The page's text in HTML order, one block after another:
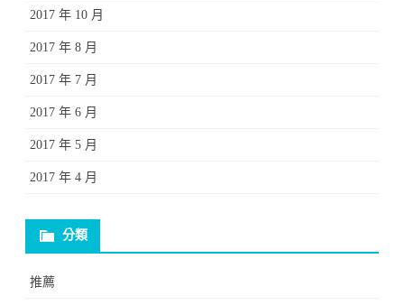
2017 年 10 月
2017 年 8 月
2017 年 7 月
2017 年 6 月
2017 年 5 月
2017 年 4 月
分類
推薦